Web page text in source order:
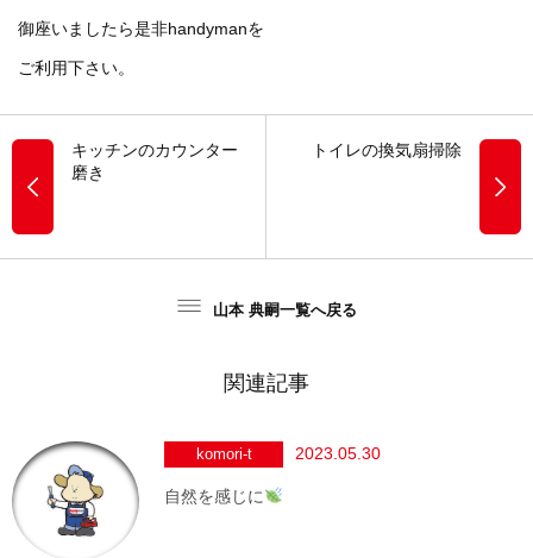
御座いましたら是非handymanを
ご利用下さい。
キッチンのカウンター
磨き
トイレの換気扇掃除
山本 典嗣一覧へ戻る
関連記事
komori-t 2023.05.30
自然を感じに